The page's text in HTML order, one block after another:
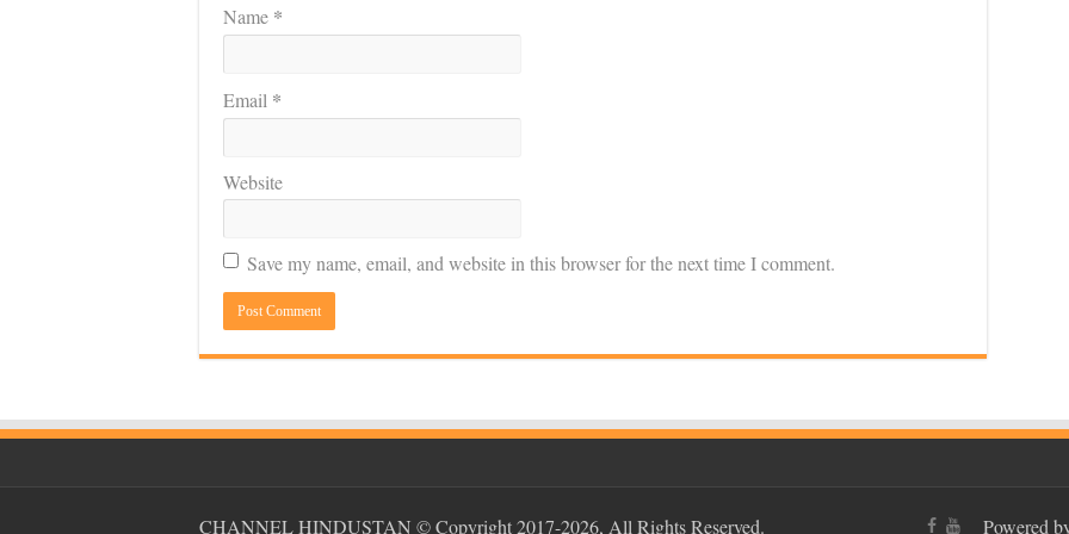
Name *
Email *
Website
Save my name, email, and website in this browser for the next time I comment.
Powered
CHANNEL HINDUSTAN © Copyright 2017-2026, All Rights Reserved.